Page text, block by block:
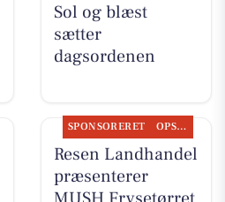
Sol og blæst
sætter
dagsordenen
SPONSORERET OPSLAGSTAVLEN
Resen Landhandel
præsenterer